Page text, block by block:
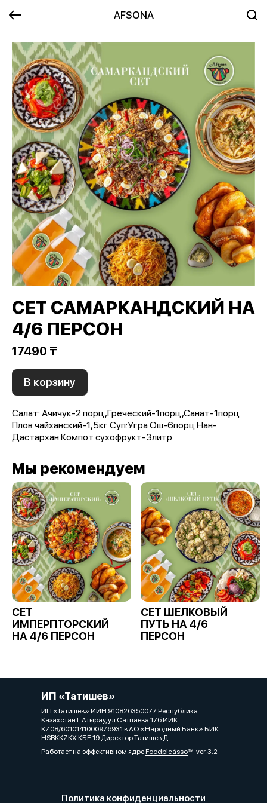
AFSONA
СЕТ САМАРКАНДСКИЙ НА
4/6 ПЕРСОН
17490 ₸
В корзину
Салат: Ачичук-2 порц,Греческий-1порц,Санат-1порц.
Плов чайханский-1,5кг Суп:Угра Ош-6порц Нан-
Дастархан Компот сухофрукт-3литр
Мы рекомендуем
СЕТ
ИМПЕРПТОРСКИЙ
НА 4/6 ПЕРСОН
СЕТ ШЕЛКОВЫЙ
ПУТЬ НА 4/6
ПЕРСОН
ИП «Татишев»
ИП «Татишев» ИИН 910826350077 Республика
Казахстан Г.Атырау, ул Сатпаева 17б ИИК
KZ08/6010141000976931 в АО «Народный Банк» БИК
HSBKKZKX КБЕ 19 Директор Татишев Д.
Работает на эффективном ядреFoodpicássover. 3.2
Политика конфиденциальности